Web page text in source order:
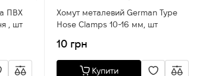
ПВХ
, шт
Хомут металевий German Type
Hose Clamps 10-16 мм, шт
10 грн
Купити